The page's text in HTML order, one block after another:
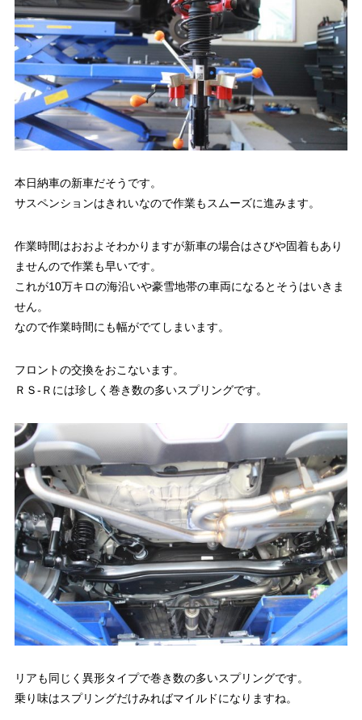
本日納車の新車だそうです。
サスペンションはきれいなので作業もスムーズに進みます。
作業時間はおおよそわかりますが新車の場合はさびや固着もあり
ませんので作業も早いです。
これが10万キロの海沿いや豪雪地帯の車両になるとそうはいきま
せん。
なので作業時間にも幅がでてしまいます。
フロントの交換をおこないます。
ＲＳ-Ｒには珍しく巻き数の多いスプリングです。
リアも同じく異形タイプで巻き数の多いスプリングです。
乗り味はスプリングだけみればマイルドになりますね。